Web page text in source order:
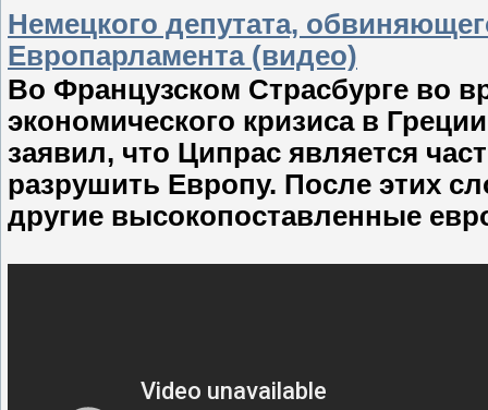
Немецкого депутата,
Европарламента (видео)
Во Французском Страсбурге во
экономического кризиса в
заявил, что Ципрас является
разрушить Европу. После этих
другие высокопоставленные